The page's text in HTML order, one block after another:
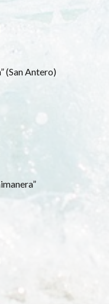
(San Antero)